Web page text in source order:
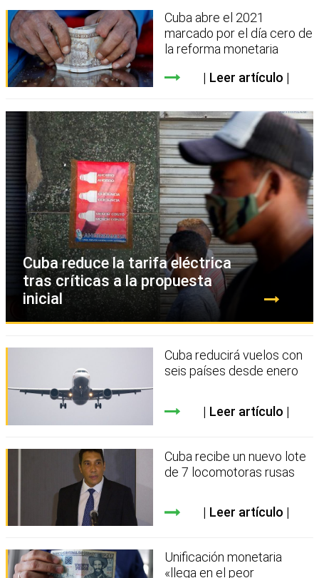
Cuba abre el 2021
marcado por el día cero de
la reforma monetaria
Leer artículo
Cuba reduce la tarifa eléctrica
tras críticas a la propuesta
inicial
Cuba reducirá vuelos con
seis países desde enero
Leer artículo
Cuba recibe un nuevo lote
de 7 locomotoras rusas
Leer artículo
Unificación monetaria
«llega en el peor